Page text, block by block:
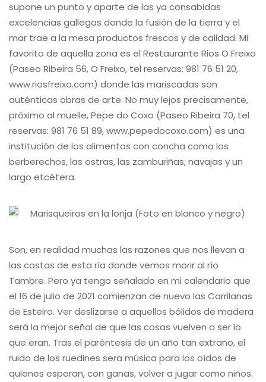
supone un punto y aparte de las ya consabidas
excelencias gallegas donde la fusión de la tierra y el
mar trae a la mesa productos frescos y de calidad. Mi
favorito de aquella zona es el Restaurante Rios O Freixo
(Paseo Ribeira 56, O Freixo, tel reservas: 981 76 51 20,
www.riosfreixo.com) donde las mariscadas son
auténticas obras de arte. No muy lejos precisamente,
próximo al muelle, Pepe do Coxo (Paseo Ribeira 70, tel
reservas: 981 76 51 89, www.pepedocoxo.com) es una
institución de los alimentos con concha como los
berberechos, las ostras, las zamburiñas, navajas y un
largo etcétera.
Son, en realidad muchas las razones que nos llevan a
las costas de esta ría donde vemos morir al río
Tambre. Pero ya tengo señalado en mi calendario que
el 16 de julio de 2021 comienzan de nuevo las Carrilanas
de Esteiro. Ver deslizarse a aquellos bólidos de madera
será la mejor señal de que las cosas vuelven a ser lo
que eran. Tras el paréntesis de un año tan extraño, el
ruido de los ruedines sera música para los oídos de
quienes esperan, con ganas, volver a jugar como niños.